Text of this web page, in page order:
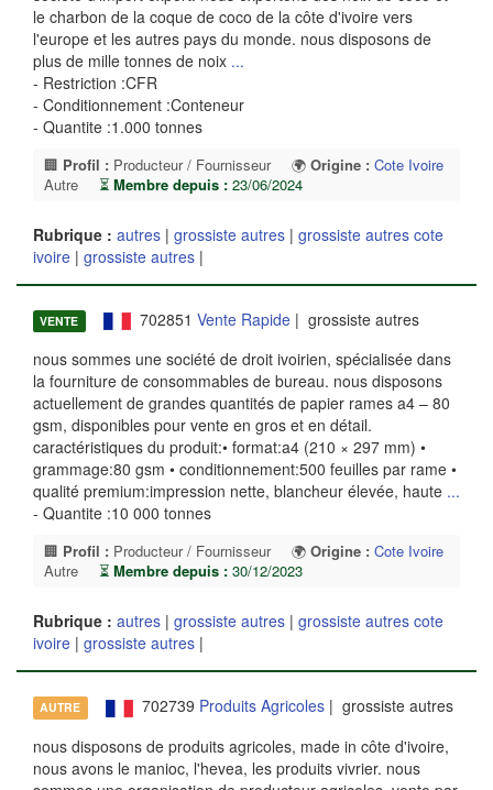
le charbon de la coque de coco de la côte d'ivoire vers
l'europe et les autres pays du monde. nous disposons de
plus de mille tonnes de noix ...
- Restriction :CFR
- Conditionnement :Conteneur
- Quantite :1.000 tonnes
🏢 Profil : Producteur / Fournisseur 🌍 Origine : Cote Ivoire
Autre
⏳ Membre depuis : 23/06/2024
Rubrique : autres | grossiste autres | grossiste autres cote
ivoire | grossiste autres |
VENTE 702851 Vente Rapide| grossiste autres
nous sommes une société de droit ivoirien, spécialisée dans
la fourniture de consommables de bureau. nous disposons
actuellement de grandes quantités de papier rames a4 – 80
gsm, disponibles pour vente en gros et en détail.
caractéristiques du produit:• format:a4 (210 × 297 mm) •
grammage:80 gsm • conditionnement:500 feuilles par rame •
qualité premium:impression nette, blancheur élevée, haute ...
- Quantite :10 000 tonnes
🏢 Profil : Producteur / Fournisseur 🌍 Origine : Cote Ivoire
Autre
⏳ Membre depuis : 30/12/2023
Rubrique : autres | grossiste autres | grossiste autres cote
ivoire | grossiste autres |
AUTRE 702739 Produits Agricoles| grossiste autres
nous disposons de produits agricoles, made in côte d'ivoire,
nous avons le manioc, l'hevea, les produits vivrier. nous